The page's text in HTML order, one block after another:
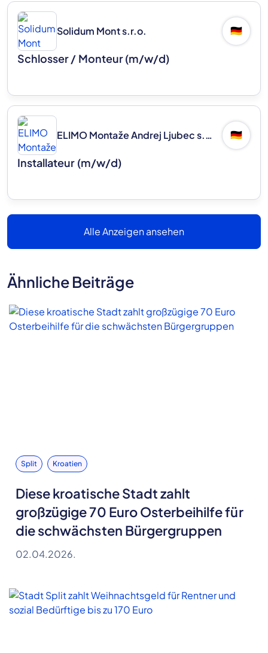
Solidum Mont s.r.o. 🇩🇪
Schlosser / Monteur (m/w/d)
ELIMO Montaže Andrej Ljubec s.p. 🇩🇪
Installateur (m/w/d)
Alle Anzeigen ansehen
Ähnliche Beiträge
Split Kroatien
Diese kroatische Stadt zahlt
großzügige 70 Euro Osterbeihilfe für
die schwächsten Bürgergruppen
02.04.2026.